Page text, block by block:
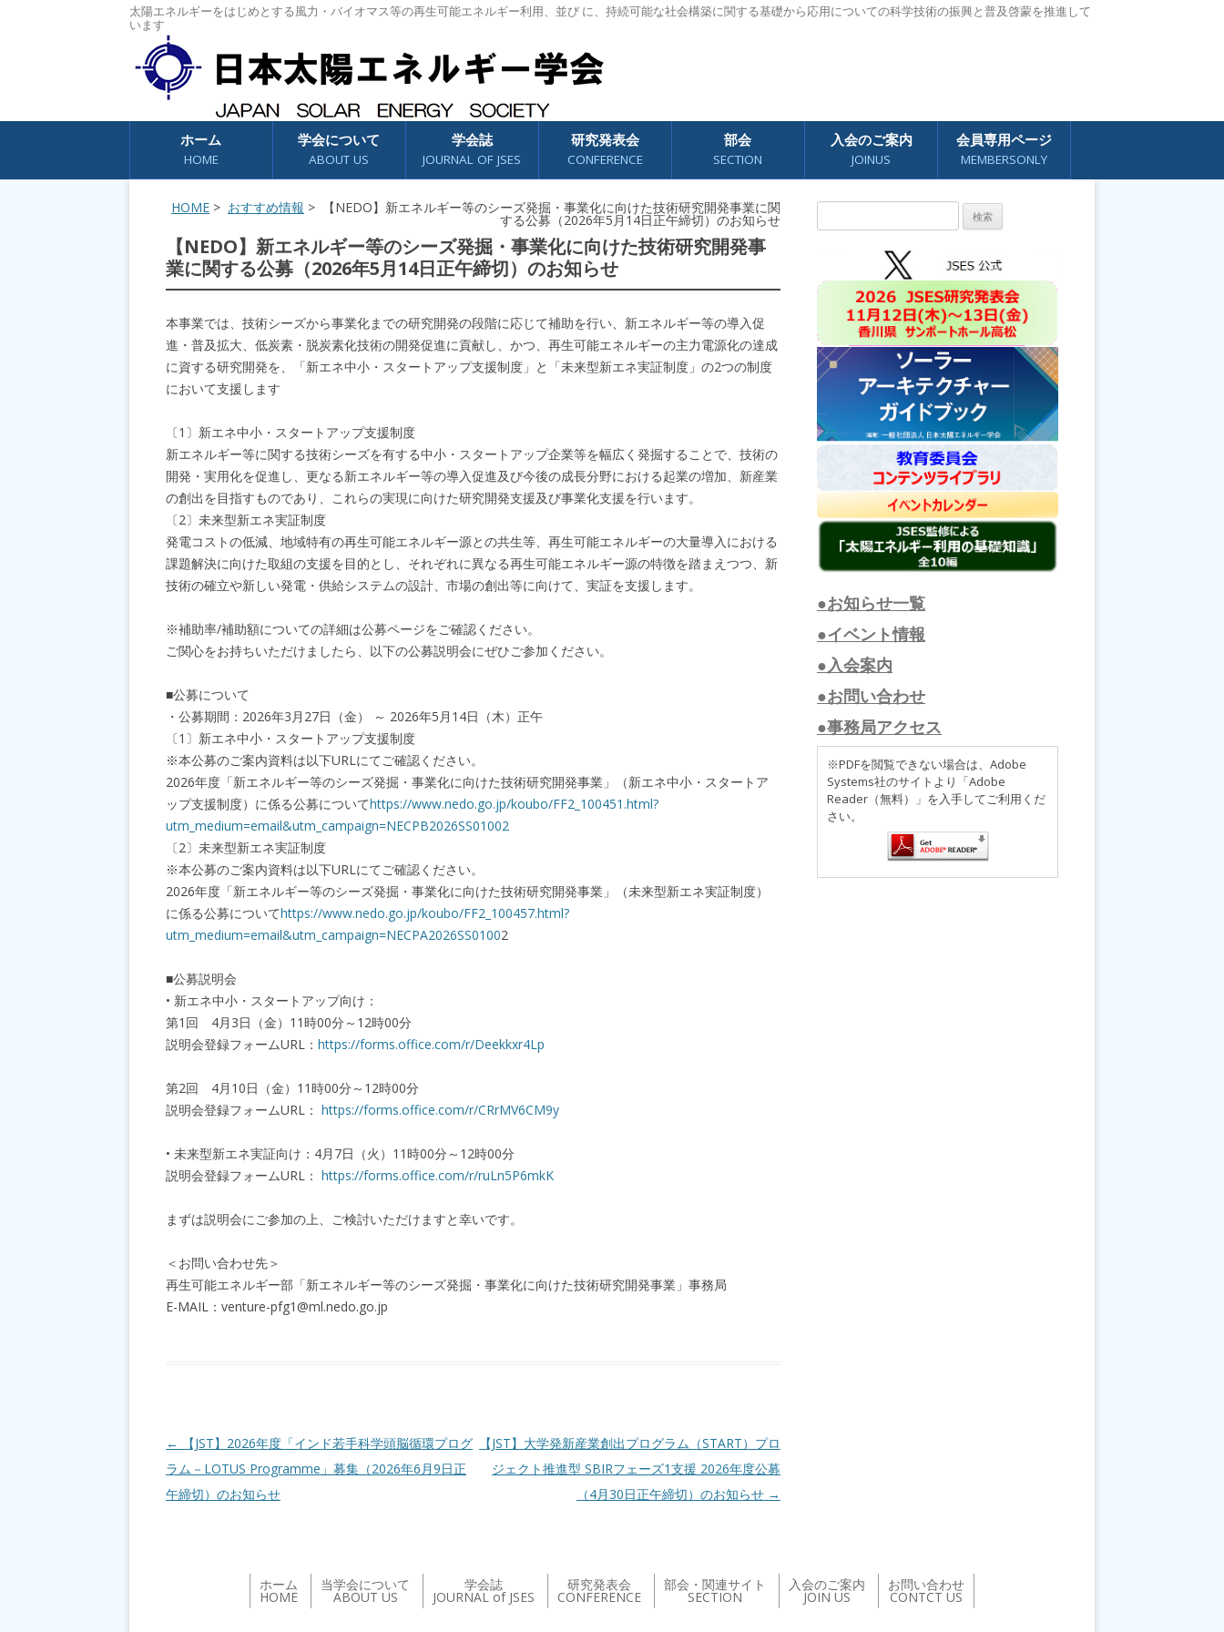
太陽エネルギーをはじめとする風力・バイオマス等の再生可能エネルギー利用、並び に、持続可能な社会構築に関する基礎から応用についての科学技術の振興と普及啓蒙を推進して
います
コンテンツへスキップ
ホーム
HOME
学会について
ABOUT US
学会誌
JOURNAL OF JSES
研究発表会
CONFERENCE
部会
SECTION
入会のご案内
JOINUS
会員専用ページ
MEMBERSONLY
HOME > おすすめ情報 > 【NEDO】新エネルギー等のシーズ発掘・事業化に向けた技術研究開発事業に関
する公募（2026年5月14日正午締切）のお知らせ
【NEDO】新エネルギー等のシーズ発掘・事業化に向けた技術研究開発事
業に関する公募（2026年5月14日正午締切）のお知らせ
本事業では、技術シーズから事業化までの研究開発の段階に応じて補助を行い、新エネルギー等の導入促
進・普及拡大、低炭素・脱炭素化技術の開発促進に貢献し、かつ、再生可能エネルギーの主力電源化の達成
に資する研究開発を、「新エネ中小・スタートアップ支援制度」と「未来型新エネ実証制度」の2つの制度
において支援します
〔1〕新エネ中小・スタートアップ支援制度
新エネルギー等に関する技術シーズを有する中小・スタートアップ企業等を幅広く発掘することで、技術の
開発・実用化を促進し、更なる新エネルギー等の導入促進及び今後の成長分野における起業の増加、新産業
の創出を目指すものであり、これらの実現に向けた研究開発支援及び事業化支援を行います。
〔2〕未来型新エネ実証制度
発電コストの低減、地域特有の再生可能エネルギー源との共生等、再生可能エネルギーの大量導入における
課題解決に向けた取組の支援を目的とし、それぞれに異なる再生可能エネルギー源の特徴を踏まえつつ、新
技術の確立や新しい発電・供給システムの設計、市場の創出等に向けて、実証を支援します。
※補助率/補助額についての詳細は公募ページをご確認ください。
ご関心をお持ちいただけましたら、以下の公募説明会にぜひご参加ください。
■公募について
・公募期間：2026年3月27日（金） ～ 2026年5月14日（木）正午
〔1〕新エネ中小・スタートアップ支援制度
※本公募のご案内資料は以下URLにてご確認ください。
2026年度「新エネルギー等のシーズ発掘・事業化に向けた技術研究開発事業」（新エネ中小・スタートア
ップ支援制度）に係る公募についてhttps://www.nedo.go.jp/koubo/FF2_100451.html?
utm_medium=email&utm_campaign=NECPB2026SS01002
〔2〕未来型新エネ実証制度
※本公募のご案内資料は以下URLにてご確認ください。
2026年度「新エネルギー等のシーズ発掘・事業化に向けた技術研究開発事業」（未来型新エネ実証制度）
に係る公募についてhttps://www.nedo.go.jp/koubo/FF2_100457.html?
utm_medium=email&utm_campaign=NECPA2026SS01002
■公募説明会
• 新エネ中小・スタートアップ向け：
第1回 4月3日（金）11時00分～12時00分
説明会登録フォームURL： https://forms.office.com/r/Deekkxr4Lp
第2回 4月10日（金）11時00分～12時00分
説明会登録フォームURL： https://forms.office.com/r/CRrMV6CM9y
• 未来型新エネ実証向け：4月7日（火）11時00分～12時00分
説明会登録フォームURL： https://forms.office.com/r/ruLn5P6mkK
まずは説明会にご参加の上、ご検討いただけますと幸いです。
＜お問い合わせ先＞
再生可能エネルギー部「新エネルギー等のシーズ発掘・事業化に向けた技術研究開発事業」事務局
E-MAIL：venture-pfg1@ml.nedo.go.jp
投稿ナビゲーション
←
【JST】2026年度「インド若手科学頭脳循環プログ
ラム－LOTUS Programme」募集（2026年6月9日正
午締切）のお知らせ
【JST】大学発新産業創出プログラム（START）プロ
ジェクト推進型 SBIRフェーズ1支援 2026年度公募
（4月30日正午締切）のお知らせ →
索:
●お知らせ一覧
●イベント情報
●入会案内
●お問い合わせ
●事務局アクセス
※PDFを閲覧できない場合は、Adobe
Systems社のサイトより「Adobe
Reader（無料）」を入手してご利用くだ
さい。
ホーム
HOME
当学会について
ABOUT US
学会誌
JOURNAL of JSES
研究発表会
CONFERENCE
部会・関連サイト
SECTION
入会のご案内
JOIN US
お問い合わせ
CONTCT US